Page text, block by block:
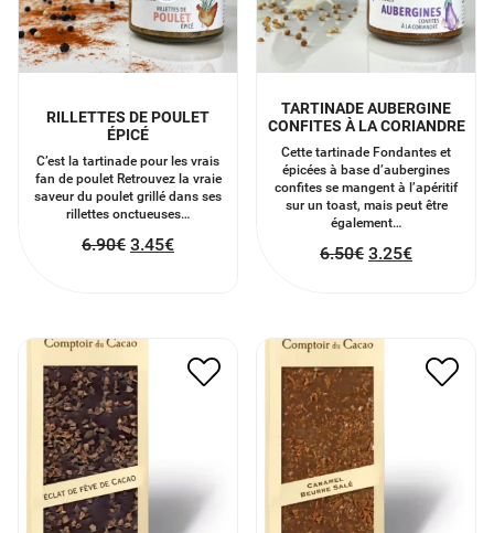
RILLETTES DE POULET
ÉPICÉ
C’est la tartinade pour les vrais
fan de poulet Retrouvez la vraie
saveur du poulet grillé dans ses
rillettes onctueuses…
6.90€ 3.45€
TARTINADE AUBERGINE
CONFITES À LA CORIANDRE
Cette tartinade Fondantes et
épicées à base d’aubergines
confites se mangent à l’apéritif
sur un toast, mais peut être
également…
6.50€ 3.25€
NOIR
6.00€ 3.00
BEURRE SALÉ
6.00€ 3.00